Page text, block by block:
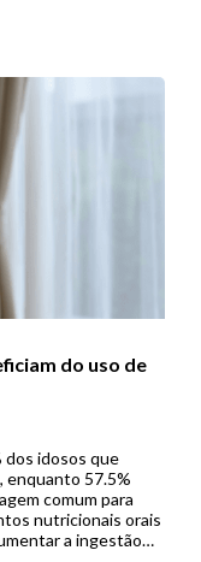
do uso de
dos idosos que
enquanto 57.5%
comum para
nutricionais orais
a ingestão